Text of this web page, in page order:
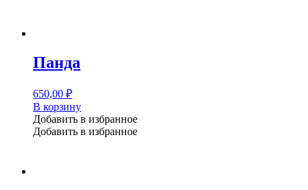
Панда
650,00 ₽
В корзину
Добавить в избранное
Добавить в избранное